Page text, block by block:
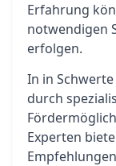
Erfahrung
notwendigen
erfolgen.
In in
durch
Experten